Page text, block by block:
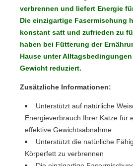
verbrennen und liefert Energie
Die einzigartige Fasermischung
konstant satt und zufrieden zu
haben bei Fütterung der
Hause unter
Gewicht reduziert.
Zusätzliche Informationen:
Unterstützt auf natürliche
Energieverbrauch Ihrer Katze für
effektive Gewichtsabnahme
Unterstützt die natürliche
Körperfett zu verbrennen